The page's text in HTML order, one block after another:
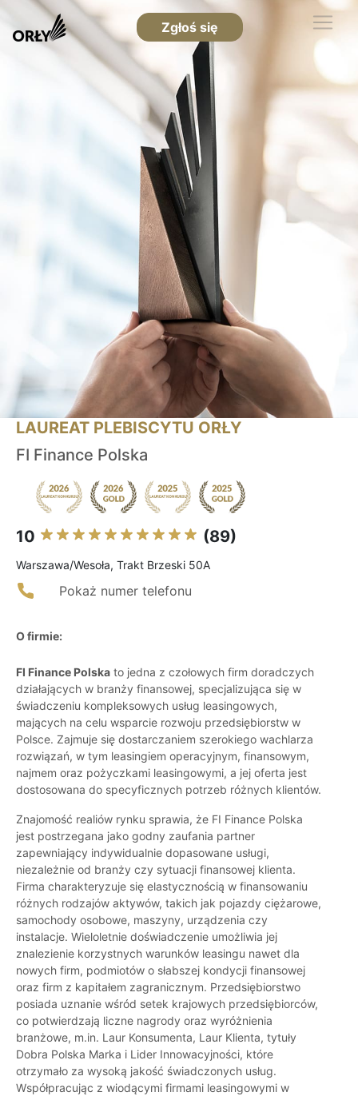
Zgłoś się
LAUREAT PLEBISCYTU ORŁY
FI Finance Polska
10 (89)
Warszawa/Wesoła, Trakt Brzeski 50A
Pokaż numer telefonu
O firmie:
FI Finance Polska to jedna z czołowych firm doradczych
działających w branży finansowej, specjalizująca się w
świadczeniu kompleksowych usług leasingowych,
mających na celu wsparcie rozwoju przedsiębiorstw w
Polsce. Zajmuje się dostarczaniem szerokiego wachlarza
rozwiązań, w tym leasingiem operacyjnym, finansowym,
najmem oraz pożyczkami leasingowymi, a jej oferta jest
dostosowana do specyficznych potrzeb różnych klientów.
Znajomość realiów rynku sprawia, że FI Finance Polska
jest postrzegana jako godny zaufania partner
zapewniający indywidualnie dopasowane usługi,
niezależnie od branży czy sytuacji finansowej klienta.
Firma charakteryzuje się elastycznością w finansowaniu
różnych rodzajów aktywów, takich jak pojazdy ciężarowe,
samochody osobowe, maszyny, urządzenia czy
instalacje. Wieloletnie doświadczenie umożliwia jej
znalezienie korzystnych warunków leasingu nawet dla
nowych firm, podmiotów o słabszej kondycji finansowej
oraz firm z kapitałem zagranicznym. Przedsiębiorstwo
posiada uznanie wśród setek krajowych przedsiębiorców,
co potwierdzają liczne nagrody oraz wyróżnienia
branżowe, m.in. Laur Konsumenta, Laur Klienta, tytuły
Dobra Polska Marka i Lider Innowacyjności, które
otrzymało za wysoką jakość świadczonych usług.
Współpracując z wiodącymi firmami leasingowymi w